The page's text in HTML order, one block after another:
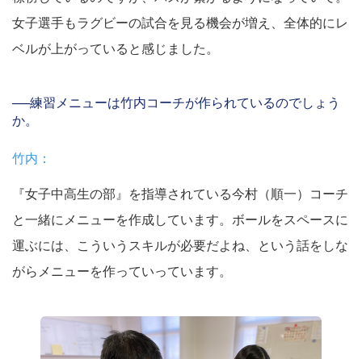
女子選手もラグビーの試合を見る機会が増え、全体的にレ
ベルが上がっていると感じました。
──練習メニューは竹内コーチが作られているのでしょう
か。
竹内：
『女子中高生の部』を指導されている今村（順一）コーチ
と一緒にメニューを作成しています。ボールをスペースに
運ぶには、こういうスキルが必要だよね、という話をしな
がらメニューを作っていっています。